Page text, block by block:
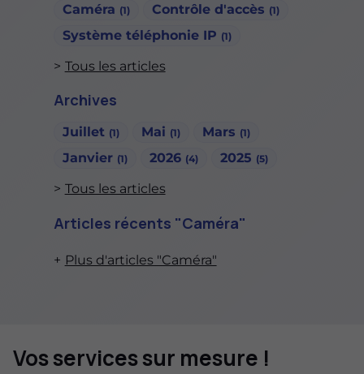
Caméra (1) Contrôle d'accès (1)
Système téléphonie IP (1)
Tous les articles
Archives
Juillet (1) Mai (1) Mars (1)
Janvier (1) 2026 (4) 2025 (5)
Tous les articles
Articles récents "Caméra"
Plus d'articles "Caméra"
Vos services sur mesure !